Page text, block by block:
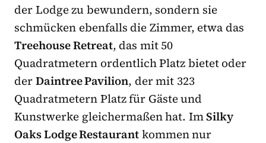
der Lodge zu bewundern, sondern sie
schmücken ebenfalls die Zimmer, etwa das
Treehouse Retreat, das mit 50
Quadratmetern ordentlich Platz bietet oder
derDaintree Pavilion, der mit 323
Quadratmetern Platz für Gäste und
Kunstwerke gleichermaßen hat. ImSilky
Oaks Lodge Restaurantkommen nur